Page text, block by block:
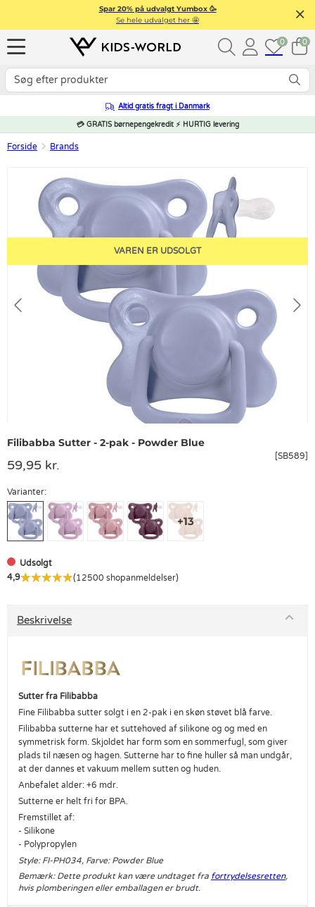
Spar 20% på udvalgt Yumbox 🥳
Se hele udvalget her 🤩
0 0
Altid gratis fragt i Danmark
💳 GRATIS børnepengekredit ⚡ HURTIG levering
Forside Brands
VAREN ER UDSOLGT
Filibabba Sutter - 2-pak - Powder Blue
[SB589]
59,95 kr.
Varianter:
Udsolgt
4,9
(12500 shopanmeldelser)
Beskrivelse
Sutter fra Filibabba
Fine Filibabba sutter solgt i en 2-pak i en skøn støvet blå farve.
Filibabba sutterne har et suttehoved af silikone og og med en
symmetrisk form. Skjoldet har form som en sommerfugl, som giver
plads til næsen og hagen. Sutterne har to fine huller så man undgår,
at der dannes et vakuum mellem sutten og huden.
Anbefalet alder: +6 mdr.
Sutterne er helt fri for BPA.
Fremstillet af:
- Silikone
- Polypropylen
Style: FI-PH034, Farve: Powder Blue
Bemærk: Dette produkt kan være undtaget fra fortrydelsesretten,
hvis plomberingen eller emballagen er brudt.